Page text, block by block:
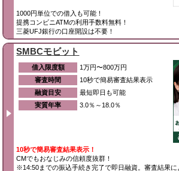
1000円単位での借入も可能！
提携コンビニATMの利用手数料無料！
三菱UFJ銀行の口座開設は不要！
SMBCモビット
借入限度額
1万円〜800万円
審査時間
10秒で簡易審査結果表示
融資目安
最短即日も可能
実質年率
3.0％～18.0％
10秒で簡易審査結果表示！
CMでもおなじみの信頼度抜群！
※14:50までの振込手続き完了で即日融資。審査結果